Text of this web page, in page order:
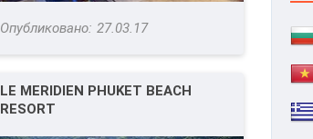
27.03.17
LE MERIDIEN PHUKET BEACH
RESORT